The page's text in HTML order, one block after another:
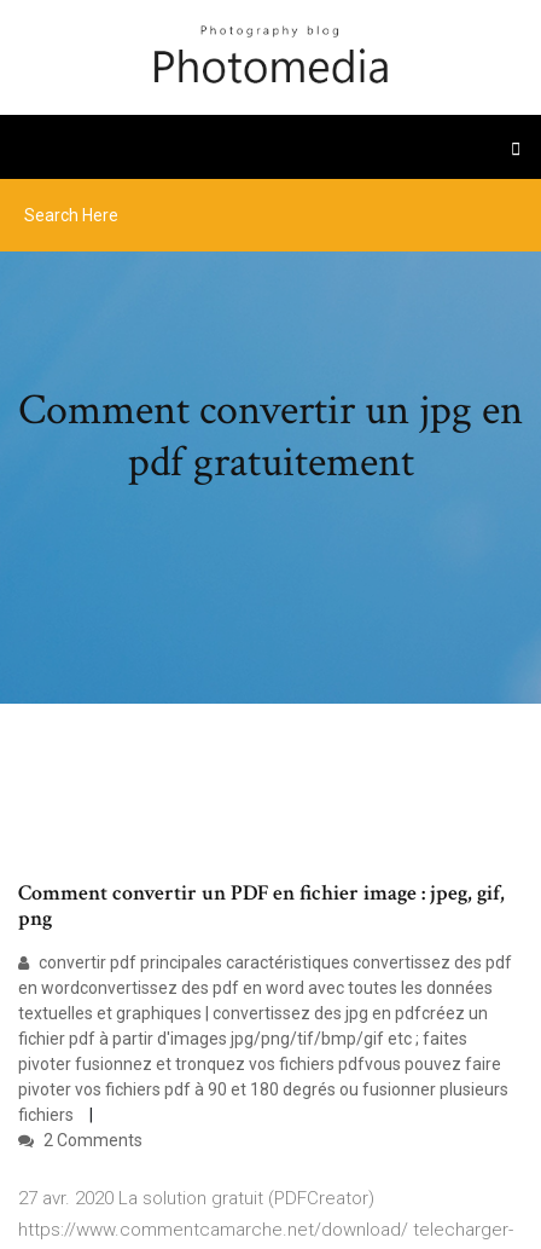
Comment convertir un jpg en
pdf gratuitement
Comment convertir un PDF en fichier image : jpeg, gif,
png
convertir pdf principales caractéristiques convertissez des pdf
en wordconvertissez des pdf en word avec toutes les données
textuelles et graphiques | convertissez des jpg en pdfcréez un
fichier pdf à partir d'images jpg/png/tif/bmp/gif etc ; faites
pivoter fusionnez et tronquez vos fichiers pdfvous pouvez faire
pivoter vos fichiers pdf à 90 et 180 degrés ou fusionner plusieurs
fichiers
2 Comments
27 avr. 2020 La solution gratuit (PDFCreator)
https://www.commentcamarche.net/download/ telecharger-